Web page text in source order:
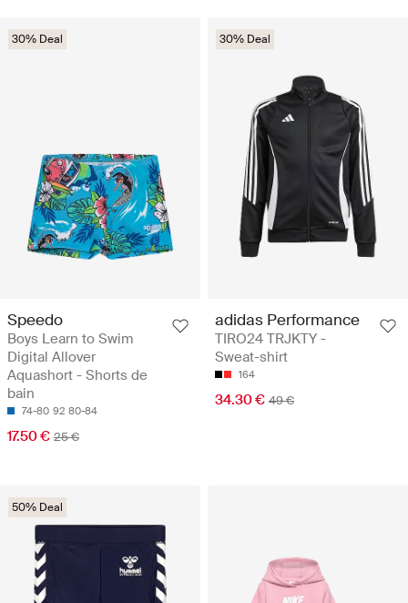
30% Deal
Speedo
Boys Learn to Swim
Digital Allover
Aquashort - Shorts de
bain
74-80 92 80-84
17.50 € 25 €
30% Deal
adidas Performance
TIRO24 TRJKTY -
Sweat-shirt
164
34.30 € 49 €
50% Deal